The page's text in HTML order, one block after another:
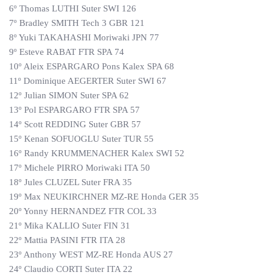
6º Thomas LUTHI Suter SWI 126
7º Bradley SMITH Tech 3 GBR 121
8º Yuki TAKAHASHI Moriwaki JPN 77
9º Esteve RABAT FTR SPA 74
10º Aleix ESPARGARO Pons Kalex SPA 68
11º Dominique AEGERTER Suter SWI 67
12º Julian SIMON Suter SPA 62
13º Pol ESPARGARO FTR SPA 57
14º Scott REDDING Suter GBR 57
15º Kenan SOFUOGLU Suter TUR 55
16º Randy KRUMMENACHER Kalex SWI 52
17º Michele PIRRO Moriwaki ITA 50
18º Jules CLUZEL Suter FRA 35
19º Max NEUKIRCHNER MZ-RE Honda GER 35
20º Yonny HERNANDEZ FTR COL 33
21º Mika KALLIO Suter FIN 31
22º Mattia PASINI FTR ITA 28
23º Anthony WEST MZ-RE Honda AUS 27
24º Claudio CORTI Suter ITA 22